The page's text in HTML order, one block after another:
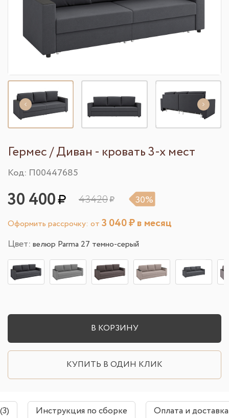
Гермес / Диван - кровать 3-х мест
Код: П00447685
30 400 43420 30%
Оформить рассрочку: от 3 040₽ в месяц
Цвет: велюр Parma 27 темно-серый
В КОРЗИНУ
КУПИТЬ В ОДИН КЛИК
Инструкция по сборке Оплата и доставка